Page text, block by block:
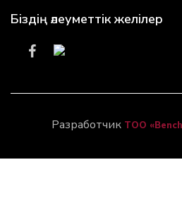
Біздің әлеуметтік желілер
Разработчик ТОО